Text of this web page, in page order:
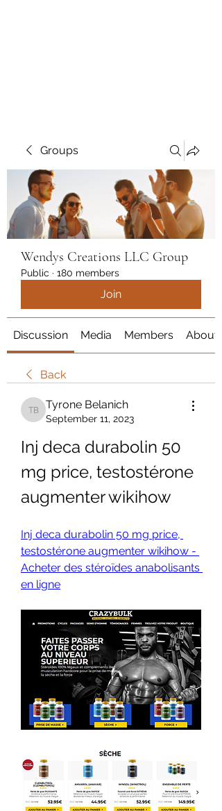
Groups
Wendys Creations LLC Group
Public · 180 members
Join
Discussion Media Members About
Back
Tyrone Belanich
Tyrone Belanich
September 11, 2023
Inj deca durabolin 50
mg price, testostérone
augmenter wikihow
Inj deca durabolin 50 mg price,
testostérone augmenter wikihow -
Acheter des stéroïdes anabolisants
en ligne